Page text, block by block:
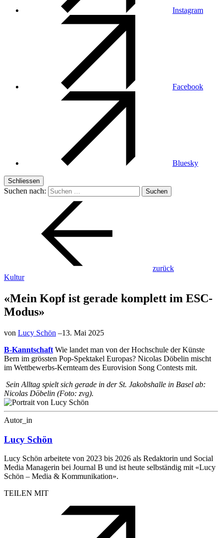
Instagram
Facebook
Bluesky
Schliessen
Suchen nach:
zurück
Kultur
«Mein Kopf ist gerade komplett im ESC-
Modus»
von Lucy Schön –13. Mai 2025
B-Kanntschaft Wie landet man von der Hochschule der Künste
Bern im grössten Pop-Spektakel Europas? Nicolas Döbelin mischt
im Wettbewerbs-Kernteam des Eurovision Song Contests mit.
Sein Alltag spielt sich gerade in der St. Jakobshalle in Basel ab:
Nicolas Döbelin (Foto: zvg).
Autor_in
Lucy Schön
Lucy Schön arbeitete von 2023 bis 2026 als Redaktorin und Social
Media Managerin bei Journal B und ist heute selbständig mit «Lucy
Schön – Media & Kommunikation».
TEILEN MIT